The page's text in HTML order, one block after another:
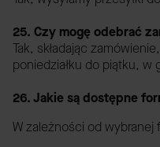
25. Czy mogę odebrać
Tak, składając
poniedziałku do piątku,
26. Jakie są dostępne
W zależności od wybranej